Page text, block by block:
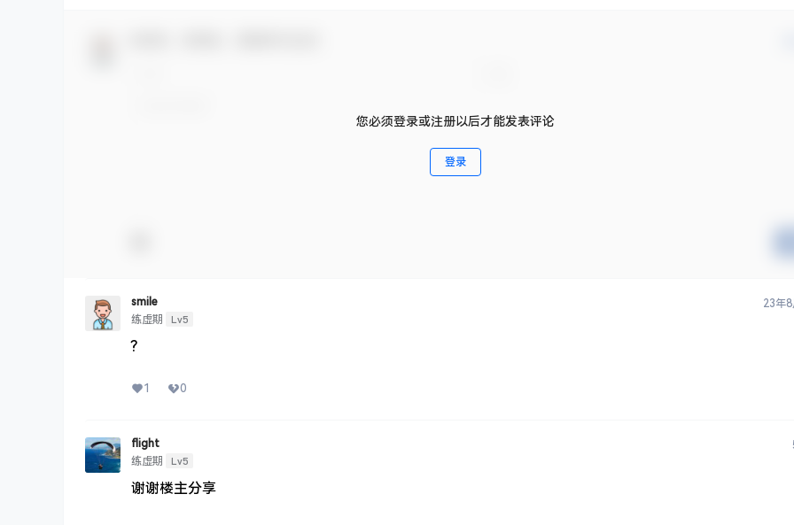
您必须登录或注册以后才能发表评论
登录
smile
练虚期
Lv5
23年8
?
1 0
flight
练虚期
Lv5
谢谢楼主分享